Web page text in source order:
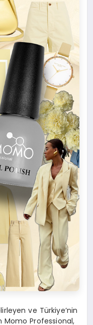
ve Türkiye’nin
Momo Professional,